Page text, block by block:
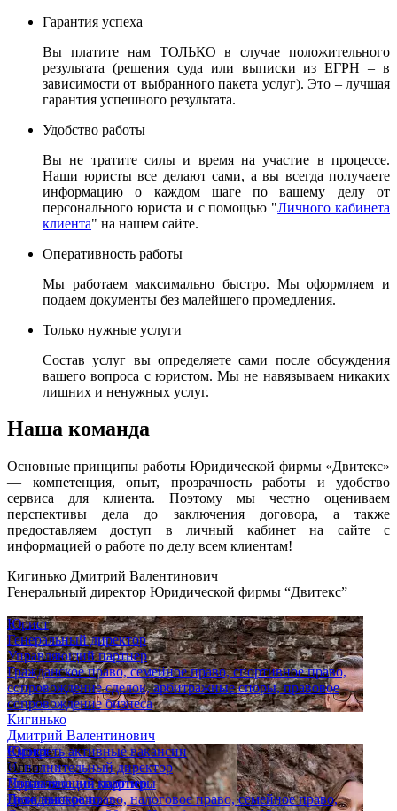
Гарантия успеха
Вы платите нам ТОЛЬКО в случае положительного
результата (решения суда или выписки из ЕГРН – в
зависимости от выбранного пакета услуг). Это – лучшая
гарантия успешного результата.
Удобство работы
Вы не тратите силы и время на участие в процессе.
Наши юристы все делают сами, а вы всегда получаете
информацию о каждом шаге по вашему делу от
персонального юриста и с помощью "Личного кабинета
клиента" на нашем сайте.
Оперативность работы
Мы работаем максимально быстро. Мы оформляем и
подаем документы без малейшего промедления.
Только нужные услуги
Состав услуг вы определяете сами после обсуждения
вашего вопроса с юристом. Мы не навязываем никаких
лишних и ненужных услуг.
Наша команда
Основные принципы работы Юридической фирмы «Двитекс»
— компетенция, опыт, прозрачность работы и удобство
сервиса для клиента. Поэтому мы честно оцениваем
перспективы дела до заключения договора, а также
предоставляем доступ в личный кабинет на сайте с
информацией о работе по делу всем клиентам!
Кигинько Дмитрий Валентинович
Генеральный директор Юридической фирмы “Двитекс”
Юрист
Генеральный директор
Управляющий партнер
Гражданское право, семейное право, спортивное право,
сопровождение сделок, арбитражные споры, правовое
сопровождение бизнеса
Кигинько
Дмитрий Валентинович
Юрист
Исполнительный директор
Управляющий партнер
Гражданское право, налоговое право, семейное право,
Смотреть активные вакансии
Опыт
Приватизация квартиры
Дело выиграно